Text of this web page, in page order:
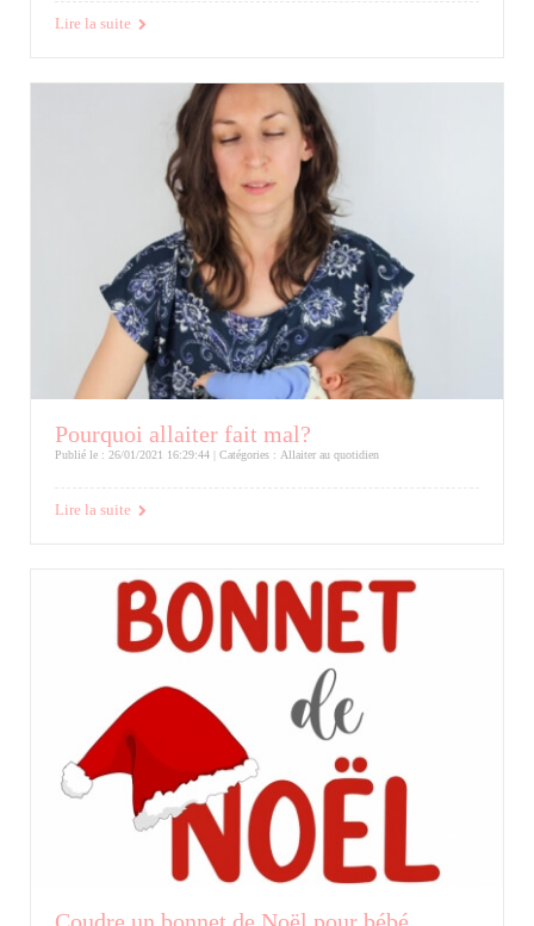
Lire la suite
Pourquoi allaiter fait mal?
Publié le : 26/01/2021 16:29:44 | Catégories : Allaiter au quotidien
Lire la suite
Coudre un bonnet de Noël pour bébé